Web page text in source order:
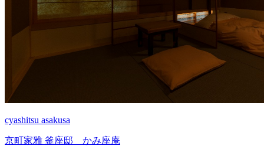
cyashitsu asakusa
京町家雅 釜座邸 かみ座庵